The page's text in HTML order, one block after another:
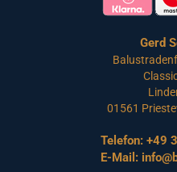
Gerd
01561
Telefon: +49
E-Mail: